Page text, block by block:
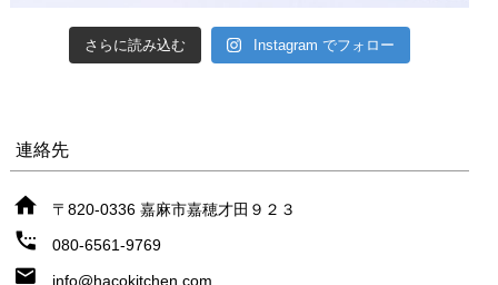
さらに読み込む Instagram でフォロー
連絡先
〒820-0336 嘉麻市嘉穂才田９２３
080-6561-9769
info@hacokitchen.com